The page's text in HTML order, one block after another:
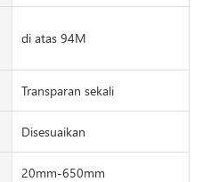
di atas 94M
Transparan sekali
Disesuaikan
20mm-650mm